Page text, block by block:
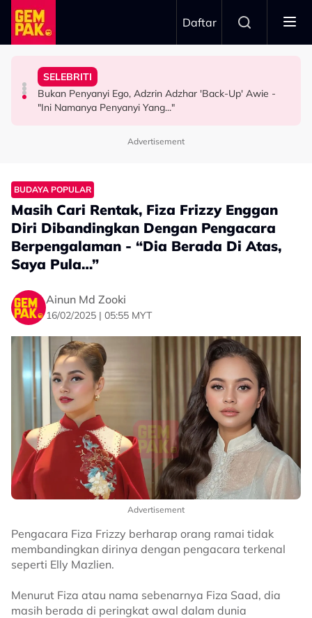
Skip to main content
Daftar
VIRAL
Tular Detik Pilu Di Majlis Pernikahan, Saksi Akad
Meninggal Dunia Sebelum Sempat Sahkan Lafaz
HIBURAN
Pengarah Muzik, Komposer Sze Wan Meninggal Dunia,
Misha Omar: “Gone Too Soon”
SELEBRITI
Stacy Rindu Zaman Persembahan 'All Out', Kongsi
Gelagat Penari Ketika Praktis - "Memang Kena Jeling..."
SELEBRITI
Bukan Penyanyi Ego, Adzrin Adzhar 'Back-Up' Awie -
"Ini Namanya Penyanyi Yang..."
Advertisement
BUDAYA POPULAR
Masih Cari Rentak, Fiza Frizzy Enggan
Diri Dibandingkan Dengan Pengacara
Berpengalaman - “Dia Berada Di Atas,
Saya Pula…”
Ainun Md Zooki
16/02/2025 | 05:55 MYT
Advertisement
Pengacara Fiza Frizzy berharap orang ramai tidak
membandingkan dirinya dengan pengacara terkenal
seperti Elly Mazlien.
Menurut Fiza atau nama sebenarnya Fiza Saad, dia
masih berada di peringkat awal dalam dunia